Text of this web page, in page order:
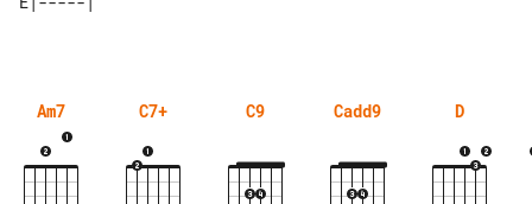
Am7 C7+ C9 Cadd9 D